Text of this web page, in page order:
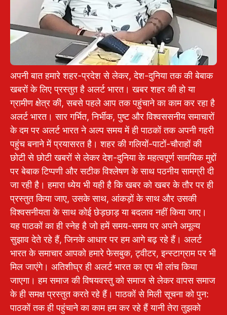
अपनी बात हमारे शहर-प्रदेश से लेकर, देश-दुनिया तक की बेबाक
खबरों के लिए प्रस्तुत है अलर्ट भारत। खबर शहर की हो या
ग्रामीण क्षेत्र की, सबसे पहले आप तक पहुंचाने का काम कर रहा है
अलर्ट भारत। सार गर्भित, निर्भीक, पुष्ट और विश्वससनीय समाचारों
के दम पर अलर्ट भारत ने अल्प समय में ही पाठकों तक अपनी गहरी
पहुंच बनाने में प्रयासरत है। शहर की गलियों-पाटों-चौराहों की
छोटी से छोटी खबरों से लेकर देश-दुनिया के महत्वपूर्ण सामयिक मुद्दों
पर बेबाक टिप्पणी और सटीक विश्लेषण के साथ पठनीय सामग्री दी
जा रही है। हमारा ध्येय भी यही है कि खबर को खबर के तौर पर ही
प्रस्तुत किया जाए, उसके साथ, आंकड़ों के साथ और उसकी
विश्वसनीयता के साथ कोई छेड़छाड़ या बदलाव नहीं किया जाए।
यह पाठकों का ही स्नेह है जो हमें समय-समय पर अपने अमूल्य
सुझाव देते रहे हैं, जिनके आधार पर हम आगे बढ़ रहे हैं। अलर्ट
भारत के समाचार आपको हमारे फेसबुक, ट्वीटर, इन्स्टाग्राम पर भी
मिल जाएंगे। अतिशीघ्र ही अलर्ट भारत का एप भी लांच किया
जाएगा। हम समाज की विषयवस्तु को समाज से लेकर वापस समाज
के ही समक्ष प्रस्तुत करते रहे हैं। पाठकों से मिली सूचना को पुन:
पाठकों तक ही पहुंचाने का काम हम कर रहे हैं यानी तेरा तुझको